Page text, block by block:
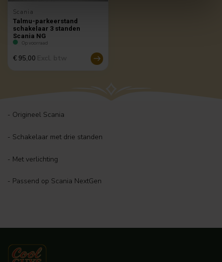
Scania
Talmu-parkeerstand
schakelaar 3 standen
Scania NG
Op voorraad
€ 95,00
- Origineel Scania
- Schakelaar met drie standen
- Met verlichting
- Passend op Scania NextGen